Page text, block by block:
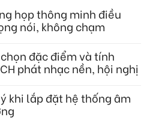
họp thông minh điều
nói, không chạm
đặc điểm và tính
phát nhạc nền, hội nghị
khi lắp đặt hệ thống âm